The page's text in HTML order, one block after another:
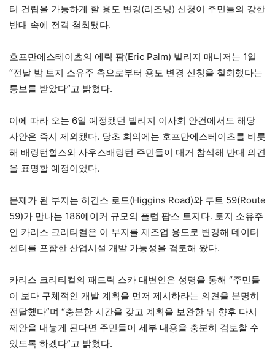
터 건립을 가능하게 할 용도 변경(리조닝) 신청이 주민들의 강한
반대 속에 전격 철회됐다.
호프만에스테이츠의 에릭 팜(Eric Palm) 빌리지 매니저는 1일
“전날 밤 토지 소유주 측으로부터 용도 변경 신청을 철회했다는
통보를 받았다”고 밝혔다.
이에 따라 오는 6일 예정됐던 빌리지 이사회 안건에서도 해당
사안은 즉시 제외됐다. 당초 회의에는 호프만에스테이츠를 비롯
해 배링턴힐스와 사우스배링턴 주민들이 대거 참석해 반대 의견
을 표명할 예정이었다.
문제가 된 부지는 히긴스 로드(Higgins Road)와 루트 59(Route
59)가 만나는 186에이커 규모의 플럼 팜스 토지다. 토지 소유주
인 카리스 크리티컬은 이 부지를 제조업 용도로 변경해 데이터
센터를 포함한 산업시설 개발 가능성을 검토해 왔다.
카리스 크리티컬의 패트릭 스카 대변인은 성명을 통해 “주민들
이 보다 구체적인 개발 계획을 먼저 제시하라는 의견을 분명히
전달했다”며 “충분한 시간을 갖고 계획을 보완한 뒤 향후 다시
제안을 내놓게 된다면 주민들이 세부 내용을 충분히 검토할 수
있도록 하겠다”고 밝혔다.